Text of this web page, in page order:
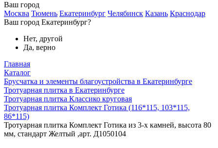
Ваш город
Москва Тюмень Екатеринбург Челябинск Казань Краснодар
Ваш город Екатеринбург?
Нет, другой
Да, верно
Главная
Каталог
Брусчатка и элементы благоустройства в Екатеринбурге
Тротуарная плитка в Екатеринбурге
Тротуарная плитка Классико круговая
Тротуарная плитка Комплект Готика (116*115, 103*115,
86*115)
Тротуарная плитка Комплект Готика из 3-х камней, высота 80
мм, стандарт Желтый ,арт. Д1050104